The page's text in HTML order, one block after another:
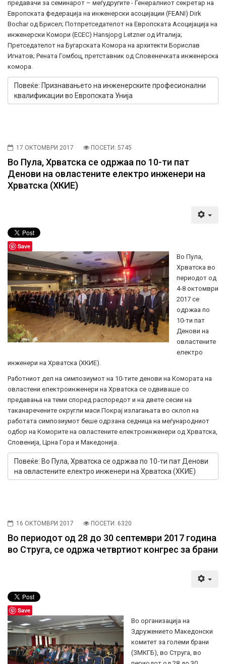
предавачи за семинарот – меѓудругите - Генералниот секретар на
Европската федерација на инженерски асоцијации (FEANI) Dirk
Bochar од Брисел; Потпретседателот на Европската Асоцијација на
инженерски Комори (ECEC) Hansјорg Letzner од Италија;
Претседателот на Бугарската Комора на архитекти Борислав
Игнатов; Рената Гомбоц, претставник од Словенечката инженерска
комора.
Повеќе: Признавањето на инженерските професионални
квалификации во Европската Унија
17 ОКТОМВРИ 2017 ПОСЕТИ: 5745
Во Пула, Хрватска се одржаа по 10-ти пат
Денови на овластените електро инженери на
Хрватска (ХКИЕ)
Save
Во Пула,
Хрватска во
периодот од
4-8 октомври
2017 се
одржаа по
10-ти пат
Денови на
овластените
електро
инженери на Хрватска (ХКИЕ).
Работниот дел на симпозиумот на 10-тите денови на Комората на
овластени електроинженери на Хрватска се одвиваше со
предавања на теми според распоредот и на двете сесии на
таканаречените округли маси.Покрај излагањата во склоп на
работата симпозиумот беше одрзана седница на меѓународниот
одбор на Коморите на овластените електроинженери од Хрватска,
Словенија, Црна Гора и Македонија.
Повеќе: Во Пула, Хрватска се одржаа по 10-ти пат Денови
на овластените електро инженери на Хрватска (ХКИЕ)
16 ОКТОМВРИ 2017 ПОСЕТИ: 6320
Во периодот од 28 до 30 септември 2017 година
во Струга, се одржа четвртиот конгрес за брани
Save
Во организација на
Здружението Македонски
комитет за големи брани
(ЗМКГБ), во Струга, во